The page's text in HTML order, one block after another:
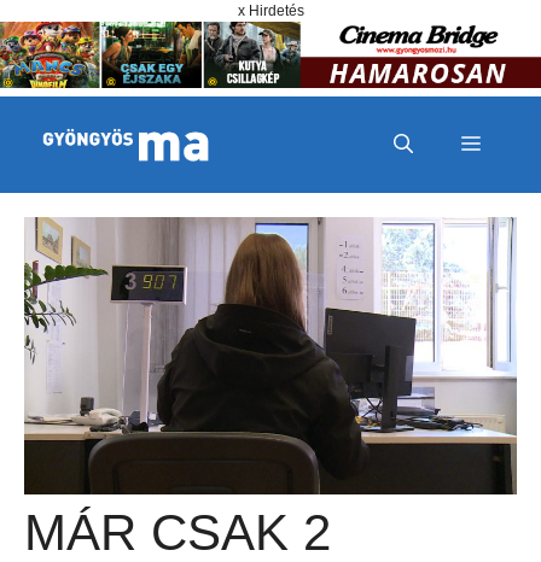
x Hirdetés
MENÜ
MÁR CSAK 2